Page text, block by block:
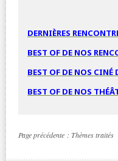
DERNIÈRES
BEST OF DE NOS
BEST OF DE NOS CINÉ
BEST OF DE NOS
Page précédente : Thèmes traités